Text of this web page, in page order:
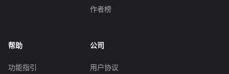
作者榜
帮助
功能指引
公司
用户协议